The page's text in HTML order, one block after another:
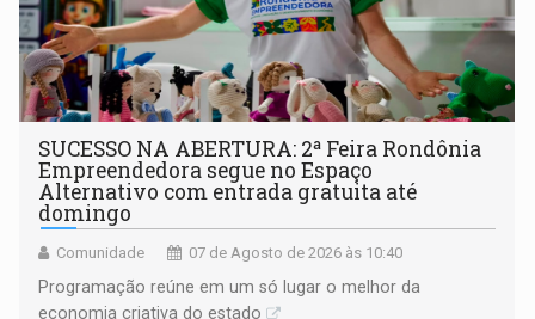
SUCESSO NA ABERTURA: 2ª Feira Rondônia
Empreendedora segue no Espaço
Alternativo com entrada gratuita até
domingo
Comunidade 07 de Agosto de 2026 às 10:40
Programação reúne em um só lugar o melhor da
economia criativa do estado